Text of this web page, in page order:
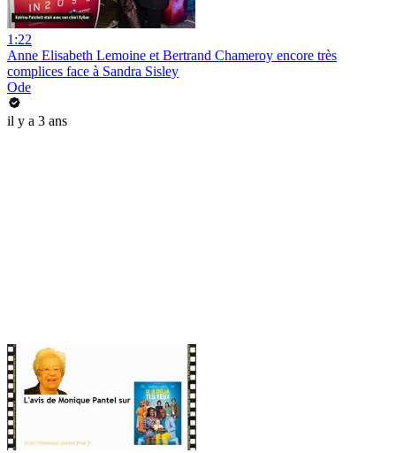
1:22
Anne Elisabeth Lemoine et Bertrand Chameroy encore très
complices face à Sandra Sisley
Ode
il y a 3 ans